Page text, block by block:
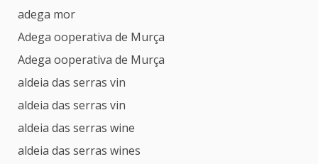
adega mor
Adega ooperativa de Murça
Adega ooperativa de Murça
aldeia das serras vin
aldeia das serras vin
aldeia das serras wine
aldeia das serras wines